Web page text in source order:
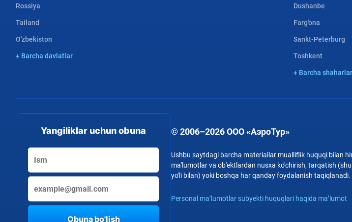
Rossiya
Tailand
O'zbekiston
+ Barcha davlatlar
Dushanbe
Farg'ona
Sankt-Peterburg
Toshkent
+ Barcha shaharlar
Yangiliklar uchun obuna
Obuna bo'lish
© 2006–2026 ООО «АэроТур»
Ushbu saytdagi barcha materiallar mualliflik huquqi bilan
ma'lumotlar va ob'ektlardan nusxa ko'chirish, tarqatish
yo'li bilan) yoki boshqa har qanday foydalanish taqiqlanadi.
Personal ma’lumotlar subyekti huquqlari haqida ma’lumot